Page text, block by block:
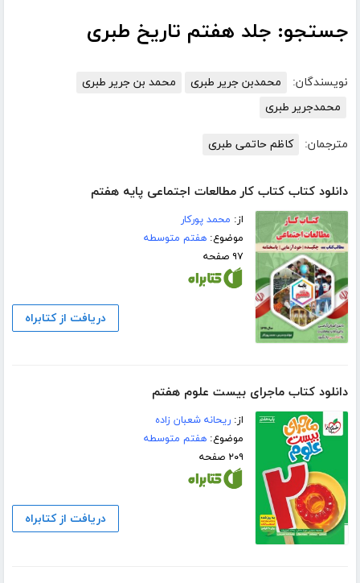
جستجو: جلد هفتم تاریخ طبری
نویسندگان: محمدبن جریر طبری
محمد بن جریر طبری
محمدجریر طبری
مترجمان: کاظم حاتمی طبری
دانلود کتاب کتاب کار مطالعات اجتماعی پایه هفتم
از: محمد پورکار
موضوع:هفتم متوسطه
۹۷ صفحه
دریافت از کتابراه
دانلود کتاب ماجرای بیست علوم هفتم
از:ریحانه شعبان زاده
موضوع:هفتم متوسطه
۲۰۹ صفحه
دریافت از کتابراه